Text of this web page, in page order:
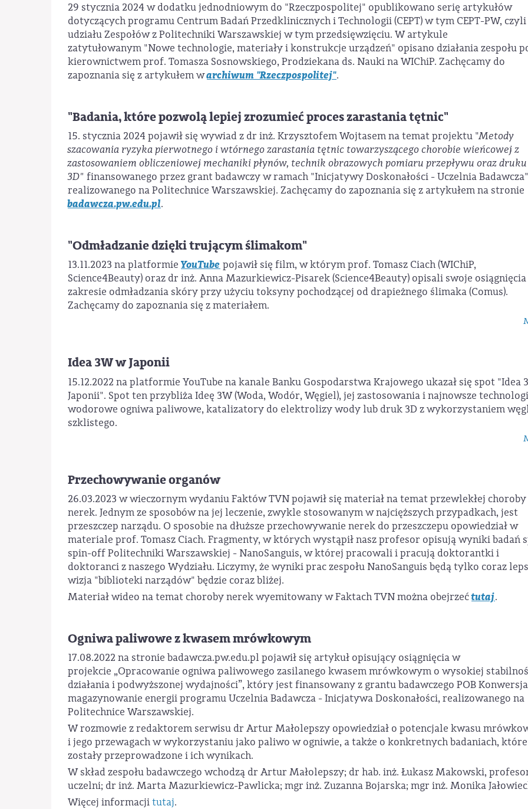
29 stycznia 2024 w dodatku jednodniowym do "Rzeczpospolitej" opublikowano serię artykułów
dotyczących programu Centrum Badań Przedklinicznych i Technologii (CEPT) w tym CEPT-PW, czyli
udziału Zespołów z Politechniki Warszawskiej w tym przedsięwzięciu. W artykule
zatytułowanym "Nowe technologie, materiały i konstrukcje urządzeń" opisano działania zespołu
kierownictwem prof. Tomasza Sosnowskiego, Prodziekana ds. Nauki na WIChiP. Zachęcamy do
zapoznania się z artykułem warchiwum "Rzeczpospolitej".
"Badania, które pozwolą lepiej zrozumieć proces zarastania tętnic"
15. stycznia 2024 pojawił się wywiad z dr inż. Krzysztofem Wojtasem na temat projektu "Metody
szacowania ryzyka pierwotnego i wtórnego zarastania tętnic towarzyszącego chorobie wieńcowej z
zastosowaniem obliczeniowej mechaniki płynów, technik obrazowych pomiaru przepływu oraz druku
3D" finansowanego przez grant badawczy w ramach "Inicjatywy Doskonałości - Uczelnia Badawcza"
realizowanego na Politechnice Warszawskiej. Zachęcamy do zapoznania się z artykułem na stronie
badawcza.pw.edu.pl.
"Odmładzanie dzięki trującym ślimakom"
13.11.2023 na platformie YouTube pojawił się film, w którym prof. Tomasz Ciach (WIChiP,
Science4Beauty) oraz dr inż. Anna Mazurkiewicz-Pisarek (Science4Beauty) opisali swoje
zakresie odmładzania skóry przy użyciu toksyny pochodzącej od drapieżnego ślimaka (Comus).
Zachęcamy do zapoznania się z materiałem.
Idea 3W w Japonii
15.12.2022 na platformie YouTube na kanale Banku Gospodarstwa Krajowego ukazał się spot "Idea
Japonii". Spot ten przybliża Ideę 3W (Woda, Wodór, Węgiel), jej zastosowania i najnowsze
wodorowe ogniwa paliwowe, katalizatory do elektrolizy wody lub druk 3D z wykorzystaniem
szklistego.
Przechowywanie organów
26.03.2023 w wieczornym wydaniu Faktów TVN pojawił się materiał na temat przewlekłej choroby
nerek. Jednym ze sposobów na jej leczenie, zwykle stosowanym w najcięższych przypadkach, jest
przeszczep narządu. O sposobie na dłuższe przechowywanie nerek do przeszczepu opowiedział w
materiale prof. Tomasz Ciach. Fragmenty, w których wystąpił nasz profesor opisują wyniki badań
spin-off Politechniki Warszawskiej - NanoSanguis, w której pracowali i pracują doktorantki i
doktoranci z naszego Wydziału. Liczymy, że wyniki prac zespołu NanoSanguis będą tylko coraz
wizja "biblioteki narządów" będzie coraz bliżej.
Materiał wideo na temat choroby nerek wyemitowany w Faktach TVN można obejrzećtutaj.
Ogniwa paliwowe z kwasem mrówkowym
17.08.2022 na stronie badawcza.pw.edu.pl pojawił się artykuł opisujący osiągnięcia w
projekcie „Opracowanie ogniwa paliwowego zasilanego kwasem mrówkowym o wysokiej
działania i podwyższonej wydajności”, który jest finansowany z grantu badawczego POB
magazynowanie energii programu Uczelnia Badawcza - Inicjatywa Doskonałości, realizowanego na
Politechnice Warszawskiej.
W rozmowie z redaktorem serwisu dr Artur Małolepszy opowiedział o potencjale kwasu
i jego przewagach w wykorzystaniu jako paliwo w ogniwie, a także o konkretnych badaniach, które
zostały przeprowadzone i ich wynikach.
W skład zespołu badawczego wchodzą dr Artur Małolepszy; dr hab. inż. Łukasz Makowski,
uczelni; dr inż. Marta Mazurkiewicz-Pawlicka; mgr inż. Zuzanna Bojarska; mgr inż. Monika
Więcej informacjitutaj.